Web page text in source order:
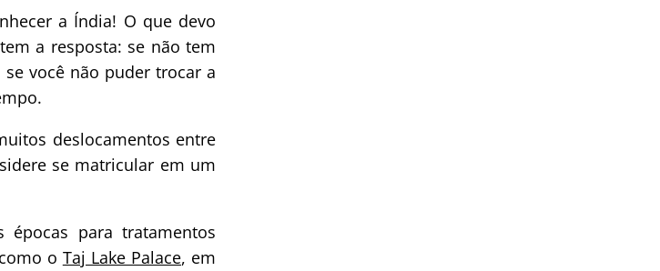
a Índia! O que devo
a resposta: se não tem
você não puder trocar a
deslocamentos entre
se matricular em um
para tratamentos
o Taj Lake Palace, em